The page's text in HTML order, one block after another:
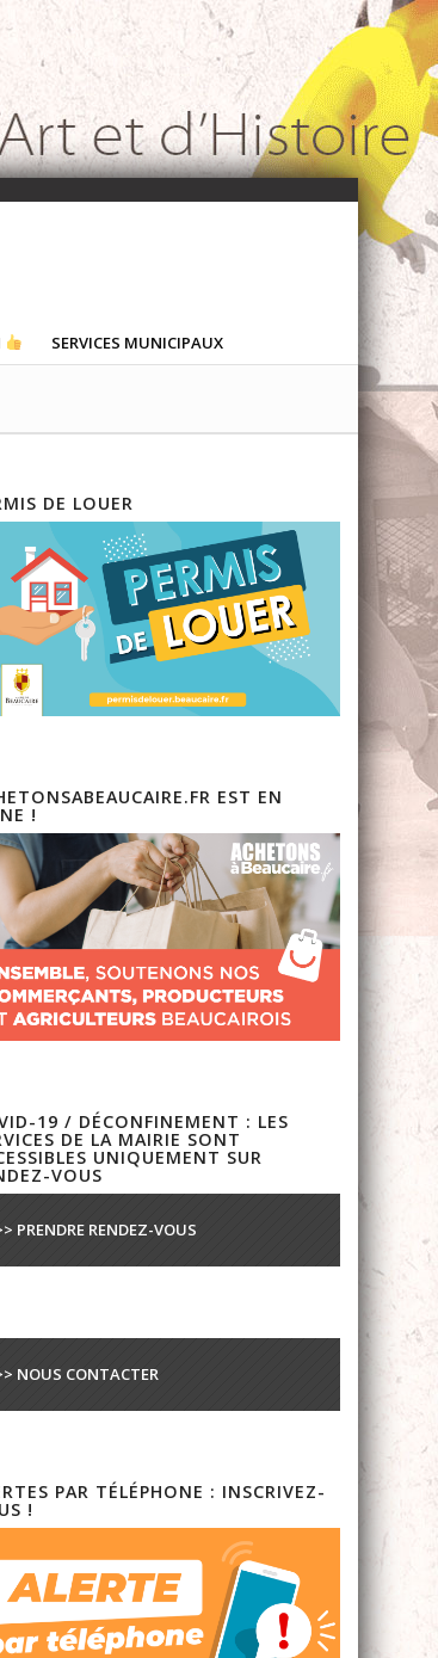
SERVICES MUNICIPAUX
DE LOUER
EST EN
!
19 / DÉCONFINEMENT : LES
DE LA MAIRIE SONT
UNIQUEMENT SUR
VOUS
PRENDRE RENDEZ-VOUS
NOUS CONTACTER
PAR TÉLÉPHONE : INSCRIVEZ-
!